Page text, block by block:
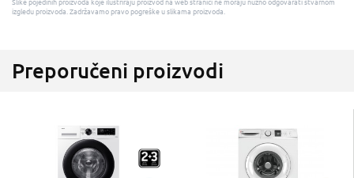
Slike pojedinih proizvoda koje ilustriraju proizvod na web stranici ne moraju nužno odgovarati stvarnom
izgledu proizvoda. Zadržavamo pravo pogreške u slikama proizvoda.
Preporučeni proizvodi